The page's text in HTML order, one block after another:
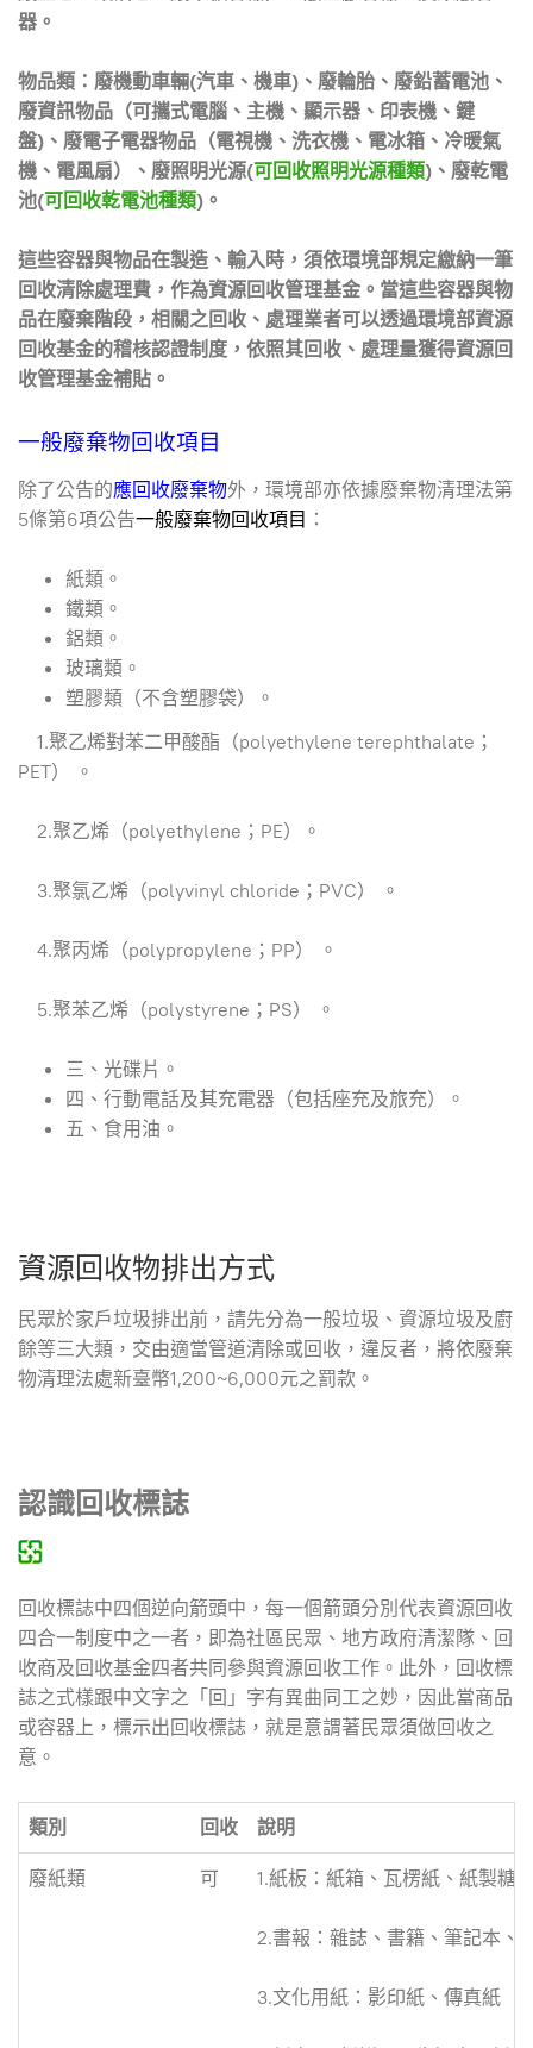
器。
物品類：廢機動車輛(汽車、機車)、廢輪胎、廢鉛蓄電池、
廢資訊物品（可攜式電腦、主機、顯示器、印表機、鍵
盤)、廢電子電器物品（電視機、洗衣機、電冰箱、冷暖氣
機、電風扇）、廢照明光源(可回收照明光源種類)、廢乾電
池(可回收乾電池種類)。
這些容器與物品在製造、輸入時，須依環境部規定繳納一筆
回收清除處理費，作為資源回收管理基金。當這些容器與物
品在廢棄階段，相關之回收、處理業者可以透過環境部資源
回收基金的稽核認證制度，依照其回收、處理量獲得資源回
收管理基金補貼。
一般廢棄物回收項目
除了公告的應回收廢棄物外，環境部亦依據廢棄物清理法第
5條第6項公告一般廢棄物回收項目 ：
紙類。
鐵類。
鋁類。
玻璃類。
塑膠類（不含塑膠袋）。
1.聚乙烯對苯二甲酸酯（polyethylene terephthalate；
PET） 。
2.聚乙烯（polyethylene；PE）。
3.聚氯乙烯（polyvinyl chloride；PVC） 。
4.聚丙烯（polypropylene；PP） 。
5.聚苯乙烯（polystyrene；PS） 。
三、光碟片。
四、行動電話及其充電器（包括座充及旅充）。
五、食用油。
資源回收物排出方式
民眾於家戶垃圾排出前，請先分為一般垃圾、資源垃圾及廚
餘等三大類，交由適當管道清除或回收，違反者，將依廢棄
物清理法處新臺幣1,200~6,000元之罰款。
認識回收標誌
回收標誌中四個逆向箭頭中，每一個箭頭分別代表資源回收
四合一制度中之一者，即為社區民眾、地方政府清潔隊、回
收商及回收基金四者共同參與資源回收工作。此外，回收標
誌之式樣跟中文字之「回」字有異曲同工之妙，因此當商品
或容器上，標示出回收標誌，就是意謂著民眾須做回收之
意。
類別 回收 說明
廢紙類 可 1.紙板：紙箱、瓦楞紙、紙製糖
2.書報：雜誌、書籍、筆記本、
3.文化用紙：影印紙、傳真紙（